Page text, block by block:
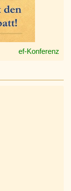
ef-Konferenz